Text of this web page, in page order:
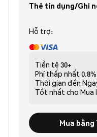
Thẻ tín dụng/Ghi
Hỗ trợ:
Tiền tệ 30+
Phí thấp nhất 0.8%
Thời gian đến
Tốt nhất cho Mua
Mua